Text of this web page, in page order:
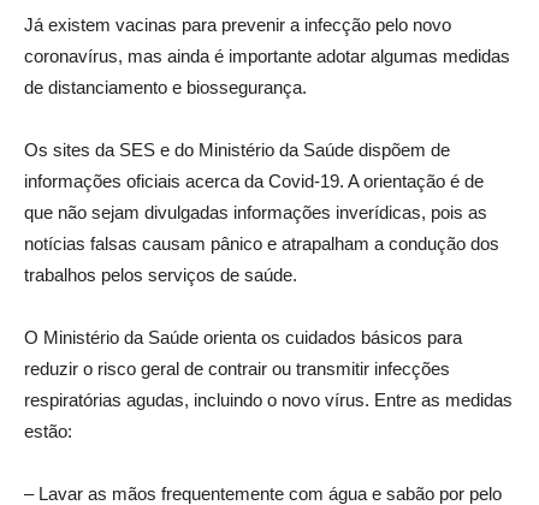
Já existem vacinas para prevenir a infecção pelo novo
coronavírus, mas ainda é importante adotar algumas medidas
de distanciamento e biossegurança.
Os sites da SES e do Ministério da Saúde dispõem de
informações oficiais acerca da Covid-19. A orientação é de
que não sejam divulgadas informações inverídicas, pois as
notícias falsas causam pânico e atrapalham a condução dos
trabalhos pelos serviços de saúde.
O Ministério da Saúde orienta os cuidados básicos para
reduzir o risco geral de contrair ou transmitir infecções
respiratórias agudas, incluindo o novo vírus. Entre as medidas
estão:
– Lavar as mãos frequentemente com água e sabão por pelo